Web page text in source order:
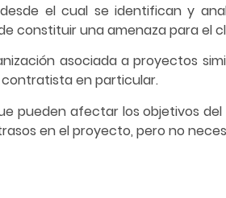
el cual se identifican y
constituir una amenaza para el
asociada a proyectos
en particular.
pueden afectar los objetivos
en el proyecto, pero no